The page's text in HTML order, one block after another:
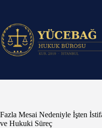
Fazla Mesai Nedeniyle İşten
ve Hukuki Süreç